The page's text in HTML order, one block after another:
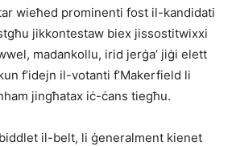
wieħed prominenti fost il-kandidati
jikkontestaw biex jissostitwixxi
madankollu, irid jerġa’ jiġi elett
f’idejn il-votanti f’Makerfield li
jingħatax iċ-ċans tiegħu.
il-belt, li ġeneralment kienet